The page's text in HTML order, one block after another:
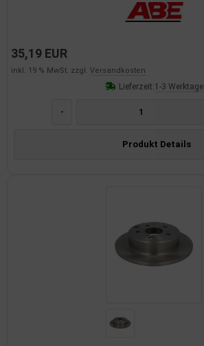
35,19 EUR
inkl. 19 % MwSt. zzgl. Versandkosten
Lieferzeit:1-3 Werktage
-
Produkt Details